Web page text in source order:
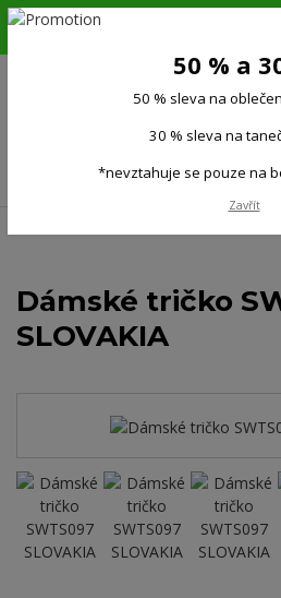
6.-16.8.26. DOVOLENÁ !!! 50 % SLEVA
(Po-Pá 9:00-15.00)
Dámské tričko
SLOVAKIA
50 % a
50 % sleva na
30 % sleva na
*nevztahuje se pouze na
Zavřít